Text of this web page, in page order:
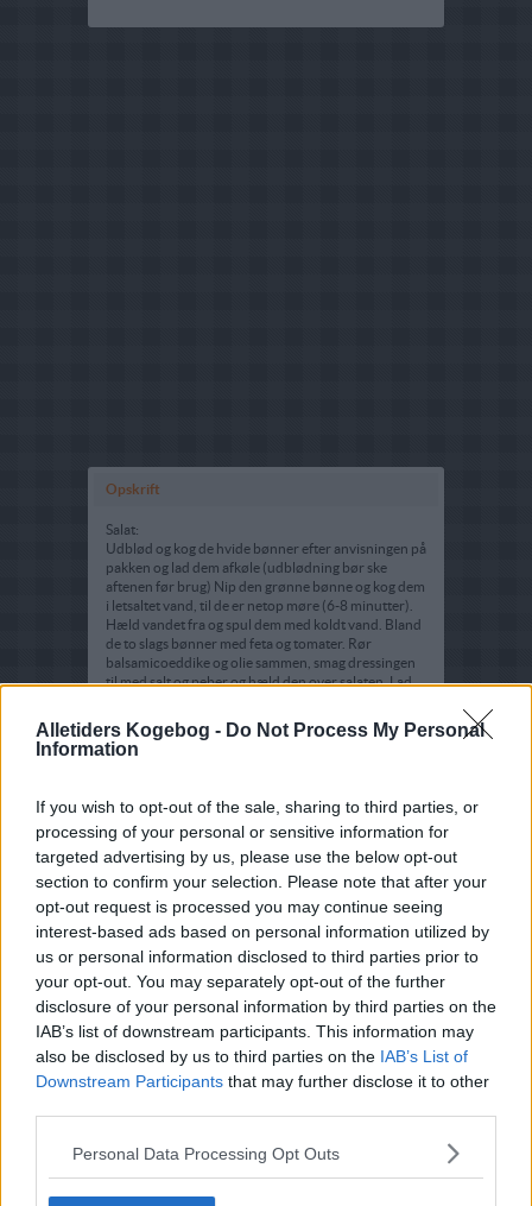
Alletiders Kogebog - Do Not Process My Personal
Information
If you wish to opt-out of the sale, sharing to third parties, or
processing of your personal or sensitive information for
targeted advertising by us, please use the below opt-out
section to confirm your selection. Please note that after your
opt-out request is processed you may continue seeing
interest-based ads based on personal information utilized by
us or personal information disclosed to third parties prior to
your opt-out. You may separately opt-out of the further
disclosure of your personal information by third parties on the
IAB’s list of downstream participants. This information may
also be disclosed by us to third parties on the IAB’s List of
Downstream Participants that may further disclose it to other
Personal Data Processing Opt Outs
Opskrift
Salat:
Udblød og kog de hvide bønner efter anvisningen på
pakken og lad dem afkøle (udblødning bør ske
aftenen før brug) Nip den grønne bønne og kog dem
i letsaltet vand, til de er netop møre (6-8 minutter).
Hæld vandet fra og spul dem med koldt vand. Bland
de to slags bønner med feta og tomater. Rør
balsamicoeddike og olie sammen, smag dressingen
til med salt og peber og hæld den over salaten. Lad
Lammekoteletter:
Opvarm ovnen til 200 grader C. Dup kødet tørt og
laurbærblad og hvidløg herover. Krydr med
oregano, salt og peber. Hæld lidt vin over og luk
folien sammen om koteletterne. Steg dem i den
varme ovn i ca. 10 minutter.